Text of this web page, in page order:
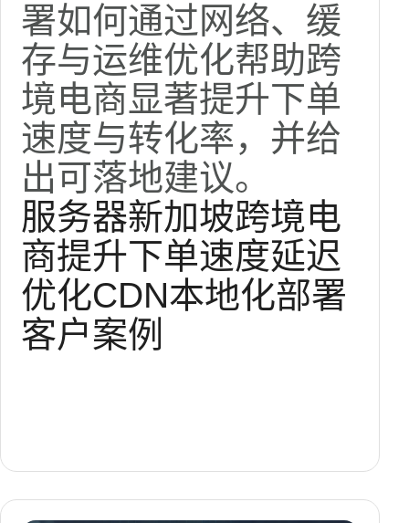
署如何通过网络、缓
存与运维优化帮助跨
境电商显著提升下单
速度与转化率，并给
出可落地建议。
服务器新加坡跨境电
商提升下单速度延迟
优化CDN本地化部署
客户案例